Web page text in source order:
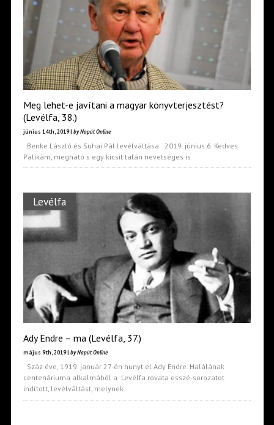
Meg lehet-e javítani a magyar könyvterjesztést?
(Levélfa, 38.)
június 14th, 2019 | by Napút Online
Benke László és Suhai Pál levélváltása 2019. június 6. Kedves
Palikám, megható s egy kicsit talán nevetséges is
Levélfa
Ady Endre – ma (Levélfa, 37.)
május 9th, 2019 | by Napút Online
Száz éve, 1919. január 27-én hunyt el Ady Endre. Halálának
centenáriuma alkalmából a Levélfa rovata esszé-sorozatot
indított, levélváltást, melynek